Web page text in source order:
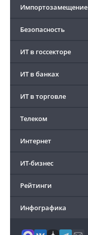
Импортозамещение
Безопасность
ИТ в госсекторе
ИТ в банках
ИТ в торговле
Телеком
Интернет
ИТ-бизнес
Рейтинги
Инфографика